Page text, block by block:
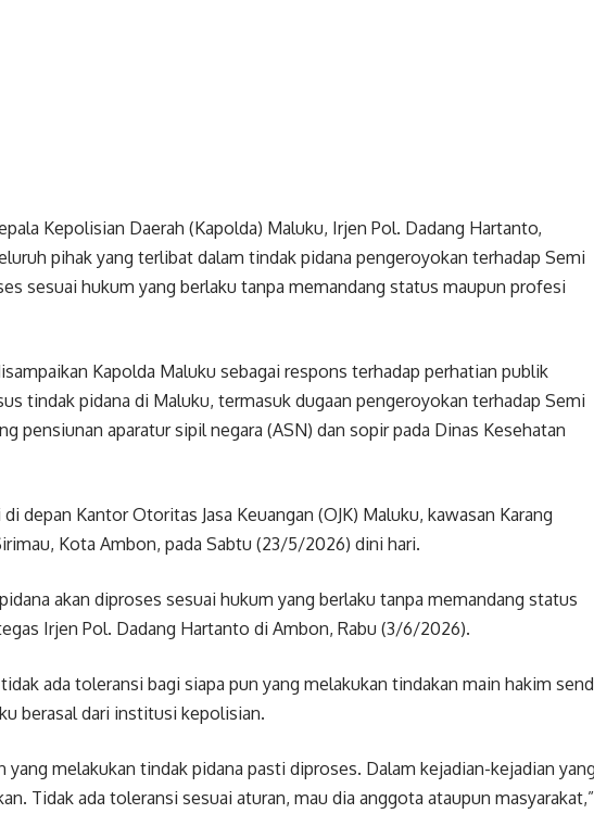
Kepolisian Daerah (Kapolda) Maluku, Irjen Pol. Dadang Hartanto,
pihak yang terlibat dalam tindak pidana pengeroyokan terhadap Semi
sesuai hukum yang berlaku tanpa memandang status maupun profesi
Kapolda Maluku sebagai respons terhadap perhatian publik
tindak pidana di Maluku, termasuk dugaan pengeroyokan terhadap Semi
pensiunan aparatur sipil negara (ASN) dan sopir pada Dinas Kesehatan
depan Kantor Otoritas Jasa Keuangan (OJK) Maluku, kawasan Karang
Kota Ambon, pada Sabtu (23/5/2026) dini hari.
akan diproses sesuai hukum yang berlaku tanpa memandang status
Irjen Pol. Dadang Hartanto di Ambon, Rabu (3/6/2026).
ada toleransi bagi siapa pun yang melakukan tindakan main hakim
berasal dari institusi kepolisian.
yang melakukan tindak pidana pasti diproses. Dalam kejadian-kejadian yang
Tidak ada toleransi sesuai aturan, mau dia anggota ataupun masyarakat,”